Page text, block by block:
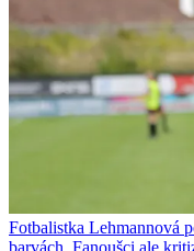
Fotbalistka Lehmannová